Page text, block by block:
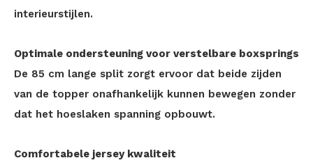
interieurstijlen.
Optimale ondersteuning voor verstelbare boxsprings
De 85 cm lange split zorgt ervoor dat beide zijden
van de topper onafhankelijk kunnen bewegen zonder
dat het hoeslaken spanning opbouwt.
Comfortabele jersey kwaliteit